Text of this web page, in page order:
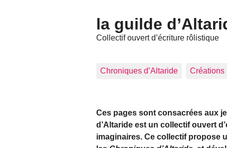
la guilde
Collectif ouvert d’écriture rôlistique
Chroniques d’Altaride Créations
Ces pages sont consacrées aux
d’Altaride est un collectif ouvert
imaginaires. Ce collectif propose